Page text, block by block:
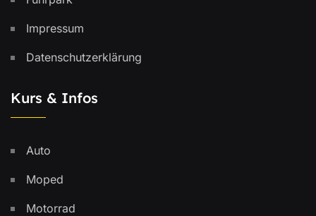
Impressum
Datenschutzerklärung
Kurs & Infos
Auto
Moped
Motorrad